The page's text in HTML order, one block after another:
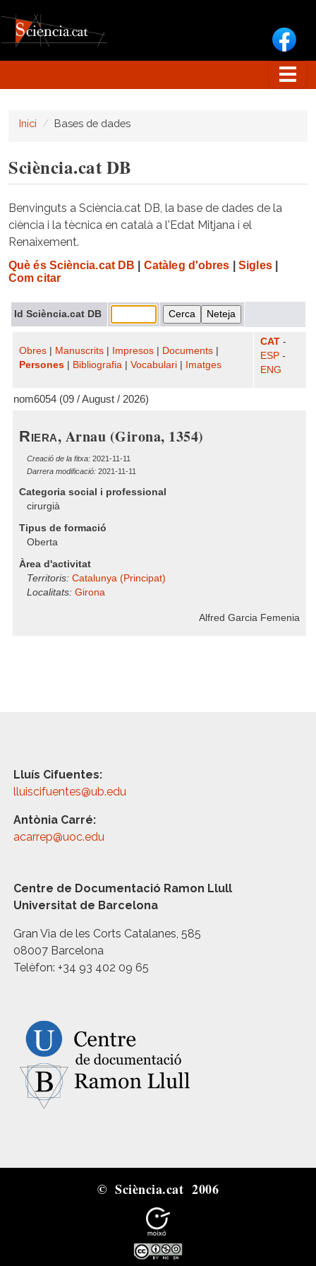
Inici Bases de dades
Sciència.cat DB
Benvinguts a Sciència.cat DB, la base de dades de la
ciència i la tècnica en català a l'Edat Mitjana i el
Renaixement.
Què és Sciència.cat DB Catàleg d'obres Sigles|
Com citar
Id Sciència.cat DB
Obres Manuscrits Impresos Documents
Persones
Bibliografia Vocabulari Imatges
CAT -
ESP -
ENG
nom6054 (09 / August / 2026)
Riera, Arnau (Girona, 1354)
Creació de la fitxa: 2021-11-11
Darrera modificació: 2021-11-11
Categoria social i professional
cirurgià
Tipus de formació
Oberta
Àrea d'activitat
Territoris: Catalunya (Principat)
Localitats: Girona
Alfred Garcia Femenia
Lluís Cifuentes:
lluiscifuentes@ub.edu
Antònia Carré:
acarrep@uoc.edu
Centre de Documentació Ramon Llull
Universitat de Barcelona
Gran Via de les Corts Catalanes, 585
08007 Barcelona
Telèfon: +34 93 402 09 65
© Sciència.cat 2006